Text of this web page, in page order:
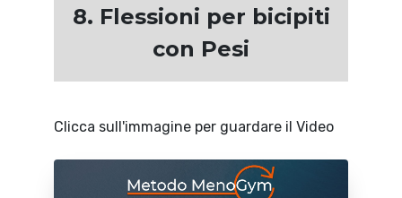
8. Flessioni per bicipiti
con Pesi
Clicca sull'immagine per guardare il Video